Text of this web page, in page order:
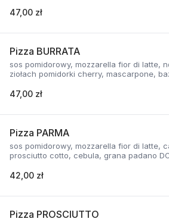
47,00 zł
Pizza BURRATA
sos pomidorowy, mozzarella fior di latte,
ziołach pomidorki cherry, mascarpone,
47,00 zł
Pizza PARMA
sos pomidorowy, mozzarella fior di latte,
prosciutto cotto, cebula, grana padano
42,00 zł
Pizza PROSCIUTTO